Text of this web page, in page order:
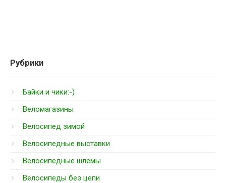
Рубрики
Байки и чики:-)
Веломагазины
Велосипед зимой
Велосипедные выставки
Велосипедные шлемы
Велосипеды без цепи